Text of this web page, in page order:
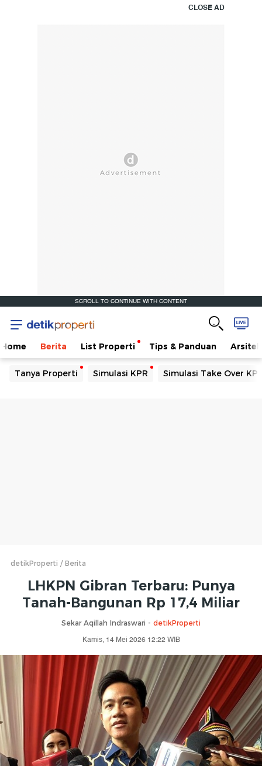
CLOSE AD
SCROLL TO CONTINUE WITH CONTENT
Home Berita List Properti Tips & Panduan
Tanya Properti Simulasi KPR Simulasi Take Over
detikProperti Berita
LHKPN Gibran Terbaru: Punya
Tanah-Bangunan Rp 17,4 Miliar
Sekar Aqillah Indraswari - detikProperti
Kamis, 14 Mei 2026 12:22 WIB